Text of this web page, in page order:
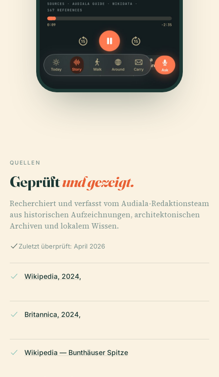
QUELLEN
Geprüftund gezeigt.
Recherchiert und verfasst vom Audiala-Redaktionsteam
aus historischen Aufzeichnungen, architektonischen
Archiven und lokalem Wissen.
Zuletzt überprüft: April 2026
Wikipedia, 2024,
Britannica, 2024,
Wikipedia — Bunthäuser Spitze